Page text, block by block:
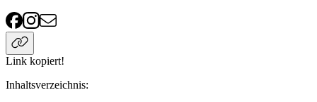
Link kopiert!
Inhaltsverzeichnis: